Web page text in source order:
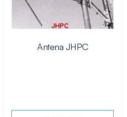
Antena JHPC